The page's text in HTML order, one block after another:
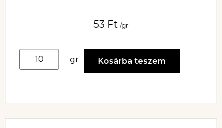
53 Ft /gr
gr Kosárba teszem